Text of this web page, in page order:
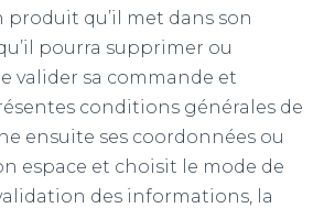
qu’il met dans son
pourra supprimer ou
valider sa commande et
conditions générales de
ensuite ses coordonnées ou
espace et choisit le mode de
des informations, la